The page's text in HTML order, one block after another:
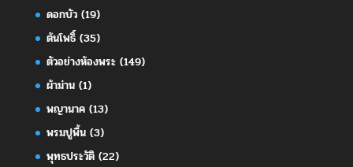
ดอกบัว(19)
ต้นโพธิ์(35)
ตัวอย่างห้องพระ(149)
ผ้าม่าน(1)
พญานาค(13)
พรมปูพื้น(3)
พุทธประวัติ(22)